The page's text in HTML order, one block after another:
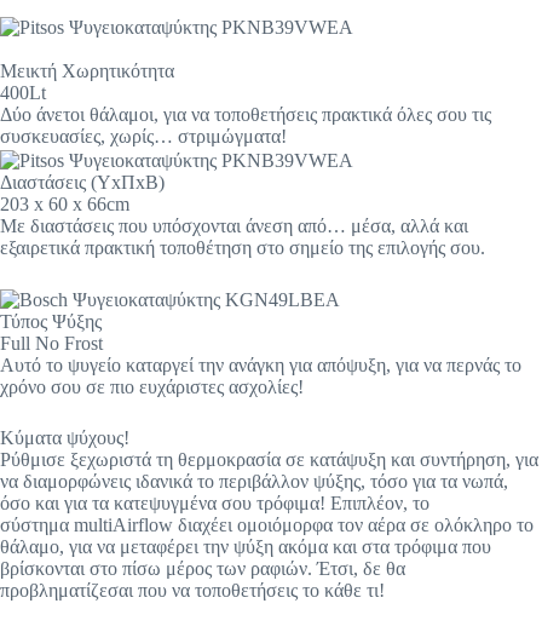
Μεικτή Xωρητικότητα
400Lt
Δύο άνετοι θάλαμοι, για να τοποθετήσεις πρακτικά όλες σου τις
συσκευασίες, χωρίς… στριμώγματα!
Διαστάσεις (ΥxΠxΒ)
203 x 60 x 66cm
Με διαστάσεις που υπόσχονται άνεση από… μέσα, αλλά και
εξαιρετικά πρακτική τοποθέτηση στο σημείο της επιλογής σου.
Τύπος Ψύξης
Full No Frost
Αυτό το ψυγείο καταργεί την ανάγκη για απόψυξη, για να περνάς το
χρόνο σου σε πιο ευχάριστες ασχολίες!
Κύματα ψύχους!
Ρύθμισε ξεχωριστά τη θερμοκρασία σε κατάψυξη και συντήρηση, για
να διαμορφώνεις ιδανικά το περιβάλλον ψύξης, τόσο για τα νωπά,
όσο και για τα κατεψυγμένα σου τρόφιμα! Επιπλέον, το
σύστημα multiAirflow διαχέει ομοιόμορφα τον αέρα σε ολόκληρο το
θάλαμο, για να μεταφέρει την ψύξη ακόμα και στα τρόφιμα που
βρίσκονται στο πίσω μέρος των ραφιών. Έτσι, δε θα
προβληματίζεσαι που να τοποθετήσεις το κάθε τι!